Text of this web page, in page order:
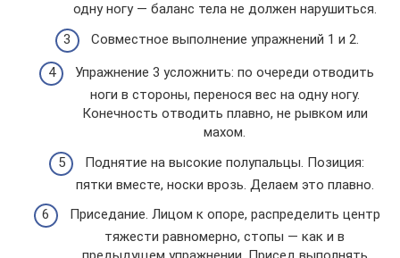
одну ногу — баланс тела не должен нарушиться.
Совместное выполнение упражнений 1 и 2.
Упражнение 3 усложнить: по очереди отводить
ноги в стороны, перенося вес на одну ногу.
Конечность отводить плавно, не рывком или
махом.
Поднятие на высокие полупальцы. Позиция:
пятки вместе, носки врозь. Делаем это плавно.
Приседание. Лицом к опоре, распределить центр
тяжести равномерно, стопы — как и в